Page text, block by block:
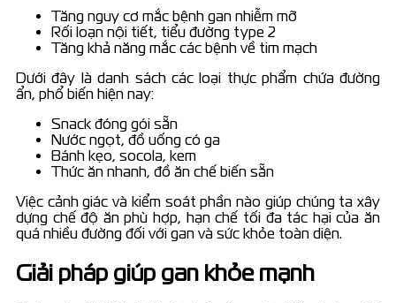
Tăng nguy cơ mắc bệnh gan nhiễm mỡ
Rối loạn nội tiết, tiểu đường type 2
Tăng khả năng mắc các bệnh về tim mạch
Dưới đây là danh sách các loại thực phẩm chứa đường
ẩn, phổ biến hiện nay:
Snack đóng gói sẵn
Nước ngọt, đồ uống có ga
Bánh kẹo, socola, kem
Thức ăn nhanh, đồ ăn chế biến sẵn
Việc cảnh giác và kiểm soát phần nào giúp chúng ta xây
dựng chế độ ăn phù hợp, hạn chế tối đa tác hại của ăn
quá nhiều đường đối với gan và sức khỏe toàn diện.
Giải pháp giúp gan khỏe mạnh